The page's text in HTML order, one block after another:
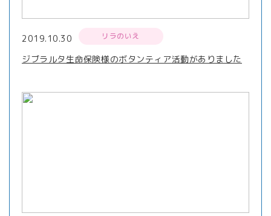
2019.10.30 リラのいえ
ジブラルタ生命保険様のボタンティア活動がありました